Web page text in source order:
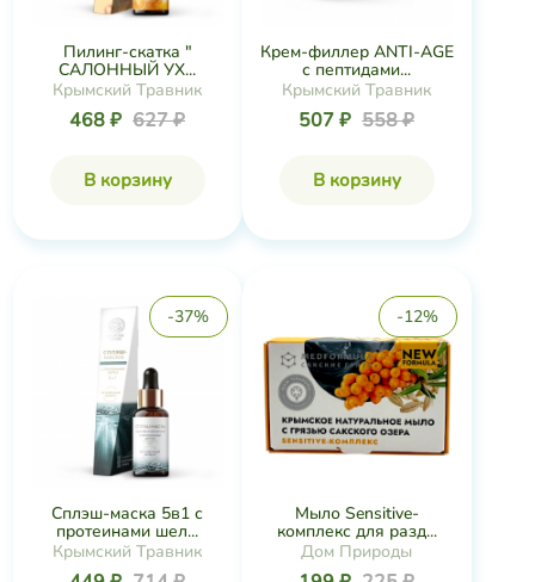
Пилинг-скатка "
САЛОННЫЙ УХ...
Крымский Травник
468 ₽ 627 ₽
В корзину
Крем-филлер ANTI-AGE
с пептидами...
Крымский Травник
507 ₽ 558 ₽
В корзину
-37%
Сплэш-маска 5в1 с
протеинами шел...
Крымский Травник
-12%
Мыло Sensitive-
комплекс для разд...
Дом Природы